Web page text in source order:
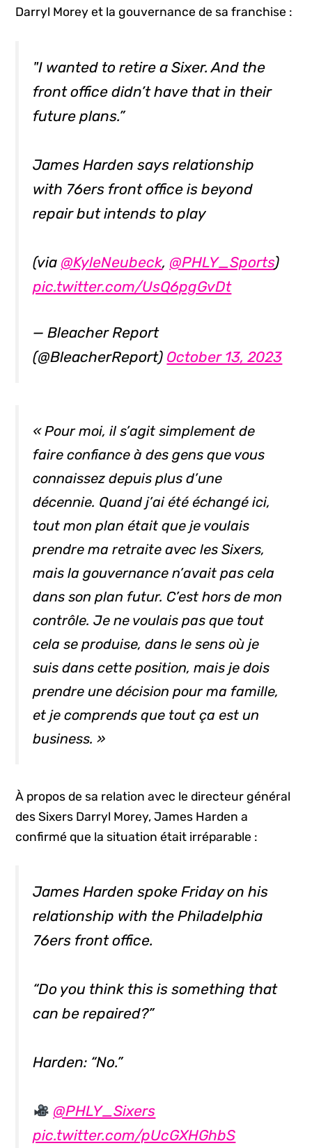
Darryl Morey et la gouvernance de sa franchise :
"I wanted to retire a Sixer. And the
front office didn’t have that in their
future plans.”
James Harden says relationship
with 76ers front office is beyond
repair but intends to play
(via @KyleNeubeck, @PHLY_Sports)
pic.twitter.com/UsQ6pgGvDt
— Bleacher Report
(@BleacherReport) October 13, 2023
« Pour moi, il s’agit simplement de
faire confiance à des gens que vous
connaissez depuis plus d’une
décennie. Quand j’ai été échangé ici,
tout mon plan était que je voulais
prendre ma retraite avec lesSixers,
mais la gouvernance n’avait pas cela
dans son plan futur. C’est hors de mon
contrôle. Je ne voulais pas que tout
cela se produise, dans le sens où je
suis dans cette position, mais je dois
prendre une décision pour ma famille,
et je comprends que tout ça est un
business. »
À propos de sa relation avec le directeur général
des Sixers Darryl Morey, James Harden a
confirmé que la situation était irréparable :
James Harden spoke Friday on his
relationship with the Philadelphia
76ers front office.
“Do you think this is something that
can be repaired?”
Harden: “No.”
@PHLY_Sixers
pic.twitter.com/pUcGXHGhbS